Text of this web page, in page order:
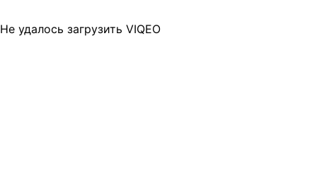
Не удалось загрузить VIQEO